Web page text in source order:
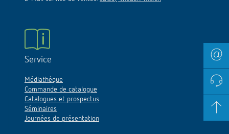
Service
Médiathéque
Commande de catalogue
Catalogues et prospectus
Séminaires
Journées de présentation